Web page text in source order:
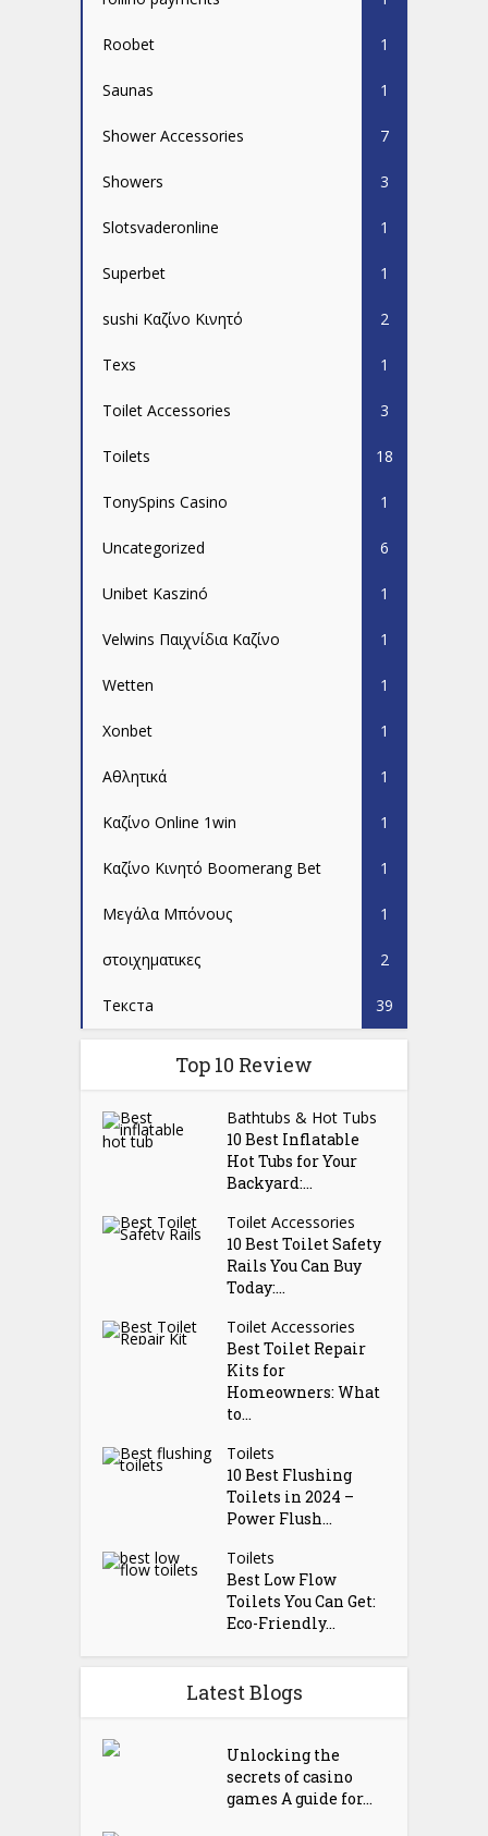
Roobet 1
Saunas 1
Shower Accessories 7
Showers 3
Slotsvaderonline 1
Superbet 1
sushi Καζίνο Κινητό 2
Texs 1
Toilet Accessories 3
Toilets 18
TonySpins Casino 1
Uncategorized 6
Unibet Kaszinó 1
Velwins Παιχνίδια Καζίνο 1
Wetten 1
Xonbet 1
Αθλητικά 1
Καζίνο Online 1win 1
Καζίνο Κινητό Boomerang Bet 1
Μεγάλα Μπόνους 1
στοιχηματικες 2
Текста 39
Top 10 Review
Bathtubs & Hot Tubs
10 Best Inflatable
Hot Tubs for Your
Backyard:...
Toilet Accessories
10 Best Toilet Safety
Rails You Can Buy
Today:...
Toilet Accessories
Best Toilet Repair
Kits for
Homeowners: What
to...
Toilets
10 Best Flushing
Toilets in 2024 –
Power Flush...
Toilets
Best Low Flow
Toilets You Can Get:
Eco-Friendly...
Latest Blogs
Unlocking the
secrets of casino
games A guide for...